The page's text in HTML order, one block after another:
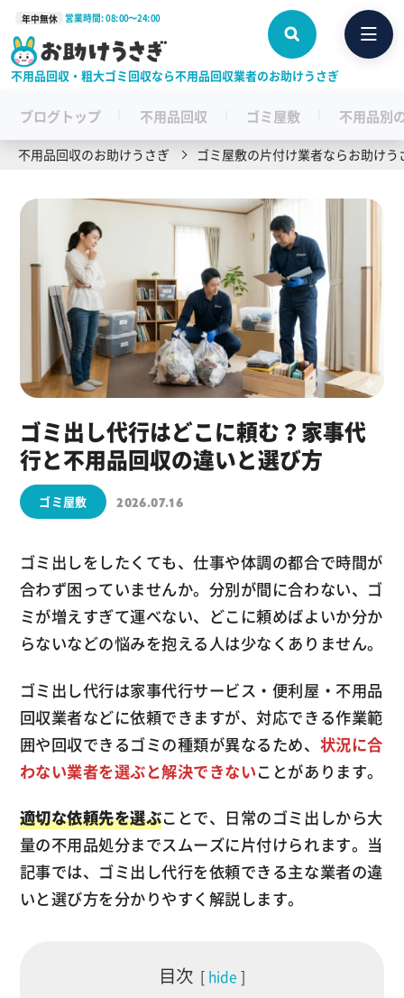
年中無休 営業時間: 08:00〜24:00
不用品回収・粗大ゴミ回収なら不用品回収業者のお助けうさぎ
ブログトップ 不用品回収 ゴミ屋敷 不用品別
不用品回収のお助けうさぎ ゴミ屋敷の片付け業者ならお助けう
ゴミ出し代行はどこに頼む？家事代
行と不用品回収の違いと選び方
ゴミ屋敷 2026.07.16
ゴミ出しをしたくても、仕事や体調の都合で時間が
合わず困っていませんか。分別が間に合わない、ゴ
ミが増えすぎて運べない、どこに頼めばよいか分か
らないなどの悩みを抱える人は少なくありません。
ゴミ出し代行は家事代行サービス・便利屋・不用品
回収業者などに依頼できますが、対応できる作業範
囲や回収できるゴミの種類が異なるため、 状況に合
わない業者を選ぶと解決できないことがあります。
適切な依頼先を選ぶことで、日常のゴミ出しから大
量の不用品処分までスムーズに片付けられます。当
記事では、ゴミ出し代行を依頼できる主な業者の違
いと選び方を分かりやすく解説します。
目次 hide